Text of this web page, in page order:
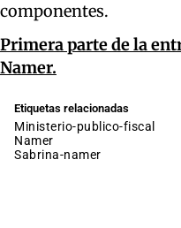
componentes.
Primera parte de la
Namer.
Etiquetas relacionadas
ministerio-publico-fiscal
namer
sabrina-namer